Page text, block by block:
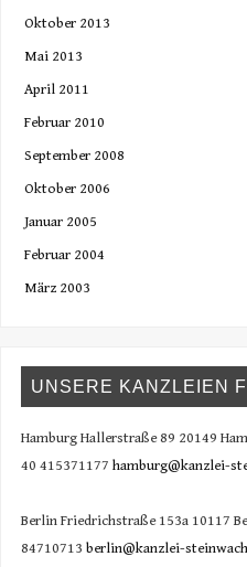
Oktober 2013
Mai 2013
April 2011
Februar 2010
September 2008
Oktober 2006
Januar 2005
Februar 2004
März 2003
UNSERE KANZLEIEN
Hamburg Hallerstraße 89 20149
40 415371177 hamburg@kanzlei-
Berlin Friedrichstraße 153a 10117
84710713 berlin@kanzlei-